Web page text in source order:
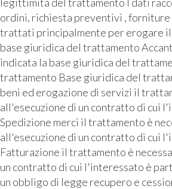
ordini, richiesta preventivi , forniture
trattati principalmente per erogare
base giuridica del trattamento
indicata la base giuridica del
trattamento Base giuridica del
beni ed erogazione di servizi il
all'esecuzione di un contratto di cui
Spedizione merci il trattamento è
all'esecuzione di un contratto di cui
Fatturazione il trattamento è
un contratto di cui l'interessato è
un obbligo di legge recupero e